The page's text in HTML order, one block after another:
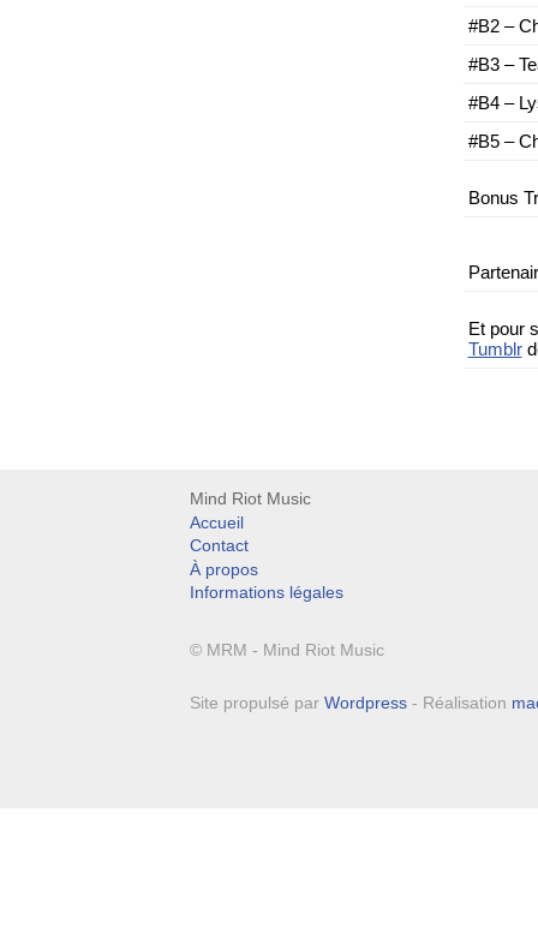
#B2 –
#B3 –
#B4 –
#B5 –
Bonus
Et pour
Tumblr
Mind Riot Music
Accueil
Contact
À propos
Informations légales
© MRM - Mind Riot Music
Site propulsé par Wordpress- Réalisation